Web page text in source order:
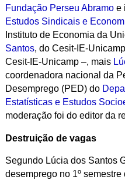
Fundação Perseu Abramo e
Estudos Sindicais e
Instituto de Economia da
Santos, do Cesit-IE-
Cesit-IE-Unicamp –, mais
coordenadora nacional da
Desemprego (PED) do
Estatísticas e Estudos
moderação foi do editor da
Destruição de vagas
Segundo Lúcia dos Santos
desemprego no 1º